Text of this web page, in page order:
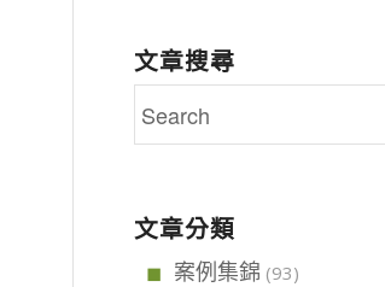
文章搜尋
文章分類
案例集錦 (93)